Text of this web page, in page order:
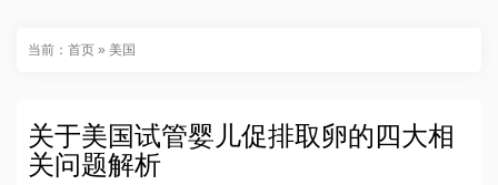
当前： 首页 » 美国
关于美国试管婴儿促排取卵的四大相
关问题解析